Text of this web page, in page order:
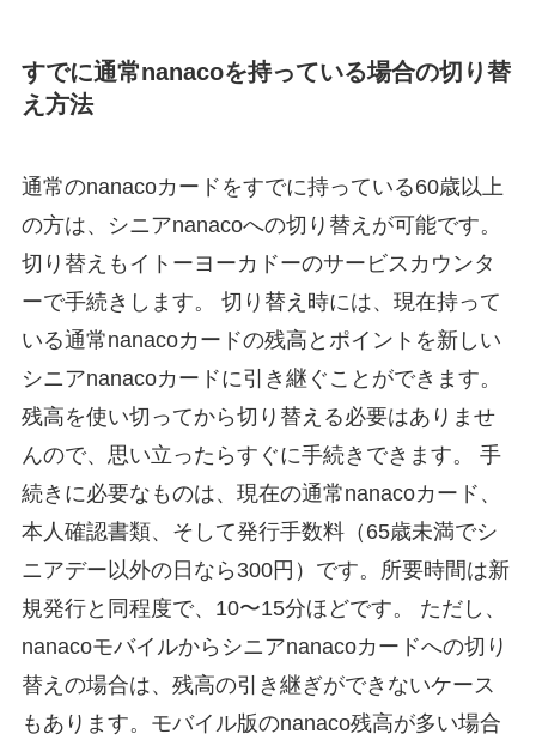
すでに通常nanacoを持っている場合の切り替
え方法
通常のnanacoカードをすでに持っている60歳以上
の方は、シニアnanacoへの切り替えが可能です。
切り替えもイトーヨーカドーのサービスカウンタ
ーで手続きします。 切り替え時には、現在持って
いる通常nanacoカードの残高とポイントを新しい
シニアnanacoカードに引き継ぐことができます。
残高を使い切ってから切り替える必要はありませ
んので、思い立ったらすぐに手続きできます。 手
続きに必要なものは、現在の通常nanacoカード、
本人確認書類、そして発行手数料（65歳未満でシ
ニアデー以外の日なら300円）です。所要時間は新
規発行と同程度で、10〜15分ほどです。 ただし、
nanacoモバイルからシニアnanacoカードへの切り
替えの場合は、残高の引き継ぎができないケース
もあります。モバイル版のnanaco残高が多い場合